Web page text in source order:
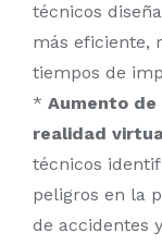
técnicos
más eficiente,
tiempos de
* Aumento
realidad
técnicos
peligros en la
de accidentes